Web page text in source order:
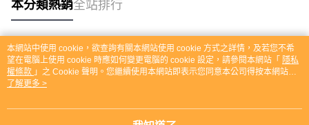
本分類熱銷全站排行
熱門標籤
本網站中使用 cookie，欲查詢有關本網站使用 cookie 方式之詳情，及若您不希
望在電腦上使用 cookie 時應如何變更電腦的 cookie 設定，請參閱本網站「 隱私
權條款 」之 Cookie 聲明。您繼續使用本網站即表示您同意本公司得按本網站使
用條款之 Cookie 聲明使用 cookie。
了解更多 >